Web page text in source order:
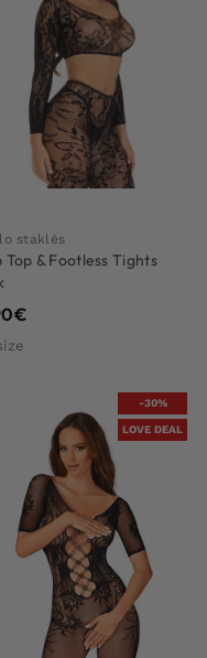
staklės
Top & Footless Tights
€
-30%
LOVE DEAL